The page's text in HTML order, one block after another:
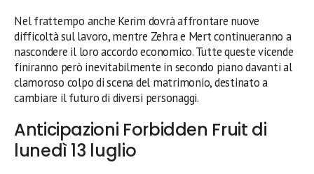
Nel frattempo anche Kerim dovrà affrontare nuove
difficoltà sul lavoro, mentre Zehra e Mert continueranno a
nascondere il loro accordo economico. Tutte queste vicende
finiranno però inevitabilmente in secondo piano davanti al
clamoroso colpo di scena del matrimonio, destinato a
cambiare il futuro di diversi personaggi.
Anticipazioni Forbidden Fruit di
lunedì 13 luglio